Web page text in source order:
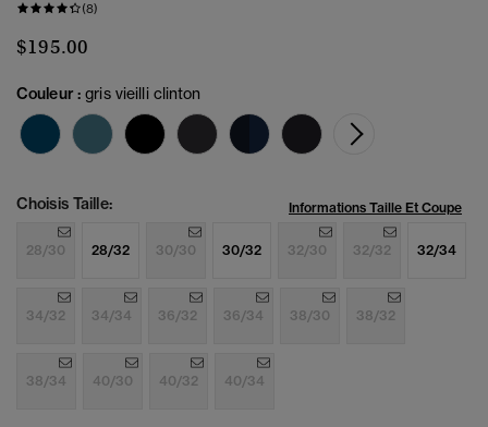
(8)
$195.00
Couleur :gris vieilli clinton
Choisis Taille: Informations Taille Et Coupe
28/30 28/32 30/30 30/32 32/30 32/32 32/34
34/32 34/34 36/32 36/34 38/30 38/32
38/34 40/30 40/32 40/34